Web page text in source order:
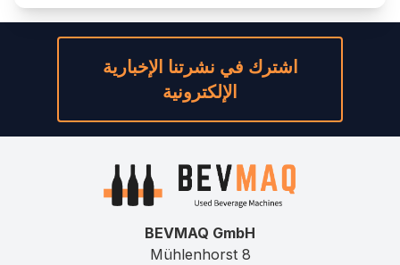
اشترك في نشرتنا الإخبارية
الإلكترونية
BEVMAQ GmbH
Mühlenhorst 8